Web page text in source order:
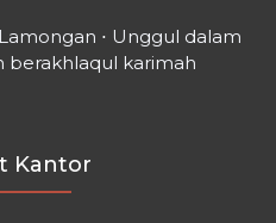
⋅ Unggul dalam
berakhlaqul karimah
Kantor